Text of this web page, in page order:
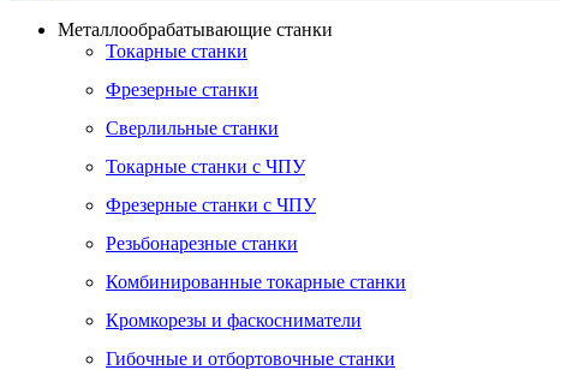
Металлообрабатывающие станки
Токарные станки
Фрезерные станки
Сверлильные станки
Токарные станки с ЧПУ
Фрезерные станки с ЧПУ
Резьбонарезные станки
Комбинированные токарные станки
Кромкорезы и фаскосниматели
Гибочные и отбортовочные станки